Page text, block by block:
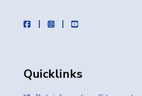
facebookinstagramyoutube
Quicklinks